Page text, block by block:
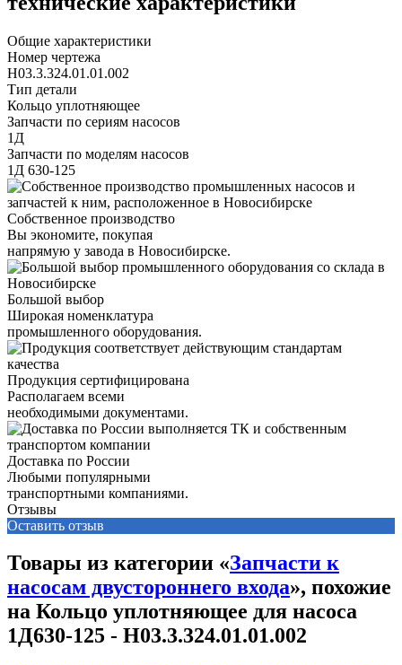
Общие характеристики
Номер чертежа
Н03.3.324.01.01.002
Тип детали
Кольцо уплотняющее
Запчасти по сериям насосов
1Д
Запчасти по моделям насосов
1Д 630-125
Собственное производство
Вы экономите, покупая
напрямую у завода в Новосибирске.
Большой выбор
Широкая номенклатура
промышленного оборудования.
Продукция сертифицирована
Располагаем всеми
необходимыми документами.
Доставка по России
Любыми популярными
транспортными компаниями.
Отзывы
Оставить отзыв
Товары из категории «Запчасти к
насосам двустороннего входа», похожие
на Кольцо уплотняющее для насоса
1Д630-125 - Н03.3.324.01.01.002